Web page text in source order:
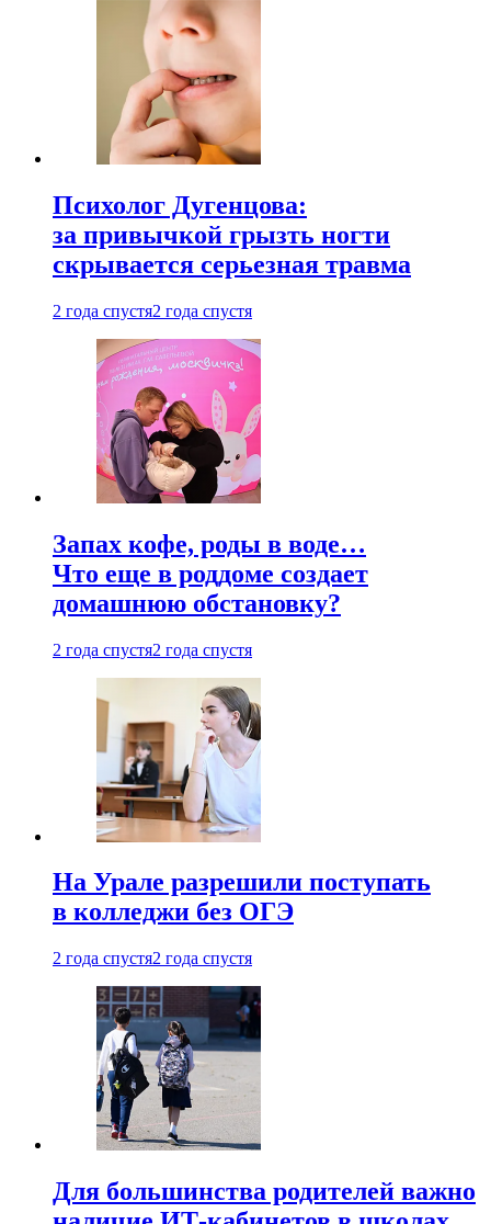
Психолог Дугенцова:
за привычкой грызть ногти
скрывается серьезная травма
2 года спустя2 года спустя
Запах кофе, роды в воде…
Что еще в роддоме создает
домашнюю обстановку?
2 года спустя2 года спустя
На Урале разрешили поступать
в колледжи без ОГЭ
2 года спустя2 года спустя
Для большинства родителей важно